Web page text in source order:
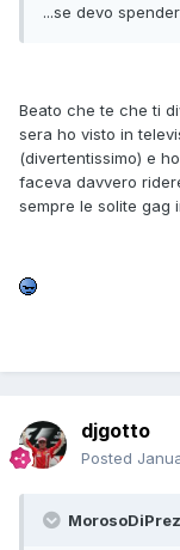
...se devo
Beato che te che ti
sera ho visto in
(divertentissimo) e
faceva davvero
sempre le solite gag
djgotto
Posted